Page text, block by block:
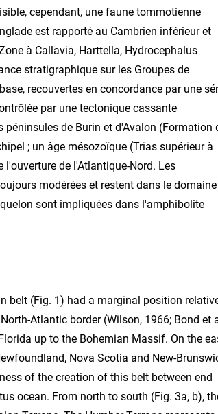
cependant, une faune tommotienne
est rapporté au Cambrien inférieur et
à Callavia, Harttella, Hydrocephalus
stratigraphique sur les Groupes de
recouvertes en concordance par une
par une tectonique cassante
de Burin et d'Avalon (Formation
; un âge mésozoïque (Trias supérieur à
de l'Atlantique-Nord. Les
modérées et restent dans le domaine
sont impliquées dans l'amphibolite
dated at 563 ± 3 and 499 + 3- 2 Ma (Dunninp and O'Brien, 1989). The lithology of the unit is very similar to that of the metamorphic Miquelon Group, but the recently ages of 615 Ma obtained on the Cap Blanc trondhjemite (Rabu et al., 1993c; this paper) clearly distinguish two groups. The Fortune Unit outcrops on the Burin Peninsula and on St. Pierre and Miquelon (Fig. 4a and 5). It consists of volcanic rocks (O'Brien et al., 1990), mainly felsic with minor mafic terms in the lower parts of the Marystown, Love Cove, Connaigre Bay and Long Harbour groups. The base of these groups is unknown. Ages obtained on the different groups are 608 ± 2.5 Ma for the Marystown Group und 590 ± 30 Ma for the Love Cove Group, which is probably cogenetic with the Swift Current granite dated at 580 ± 20 Ma (Dallmeyer et al., 1981b). They are either conformably overlain by Latest Precambrian epiclastic turbidites (Connecting Point Croup over Love Cove Group), or unconforma- bly overlain (Cadomian orogeny effect) by Latest Precambrian to Earliest Cambrian sedimentary rock (Rencontre, Chapel Islands and Random Fms over the Marystown Group). The Fortune Unit also contains formations attributed to a Devonian-Carboniferous age, which are composed of sub-aerial volcanic rocks and clastic-continental or lacustrine deposits (Terrenceville and Spanish Room Formations). All formations of this unit have an equivalent on the St. Pierre and Miquelon islands (Rabu and Rabottin, 1992; Rabu et al., 1992; Rabu et al., 1993a, b, c). The Burin Unit forms a narrow strip on the south coast of Burin Peninsula. It is characterized by mafic rock (Burin Group; Strong et al., 1978), showing a MORB affinity (Strong and Dostal, 1980) and dated at 763 ± 2 Ma (Krogh et al., 1987). These rocks were the basis of circum-Atlantic correlations with the Pan-African Bou Azzer ophiolites (Leblanc, 1981). No equivalent rocks are known in St. Pierre and Miquelon that would correlate with the poor offshore extension of the very well-defined geophysical anomaly of the Burin Unit. The Conception Unit shows a similar succession to that of the Fortune Unit, but is more complete and diversified. The felsic and mafic suites, equivalent to the Marystown and Love Cove groups, are present in the Harbour Main Croup, but clearly older (631 ± 2 to 606 ± 3 Ma; Krogh et al., 1987). They are generally conformably overlain by marine sedimentary rock that filled a basin with turbiditic, deltaic, alluvial and then continental deposits of the superposed Conception, St. John's and Signal Hill groups. This sedimentation ended around 570 Ma (O'Brien et al., 1990) and included Ediacara faunas (Anderson und Conway-Morris, 1982). Between 565 und 550 Ma, a brief rifting phase produced, in the Avalon Peninsula, the bimodal volcanic suite of the Musgravetown Group, unconformably overlain by the latest Precambrian to Early Cambrian Rencontre, Chapel Island and Random Fms, and then by the Middle Cambriun Adeyton and Harcourt groups. Off shore the Avalon Peninsula, no discontinuity is known during the Silurian.. Inland, the Acadian orogeny in the Avalon Peninsula was mainly identified by plutonism, tilted-blocks and open folds, in places associated with very weak cleavage and low-grade metamorphism (prhenite-pumpelleyite to chlorite). In the western part of the Avalon Terrane, the Acadian tectonics produced thrust and strike-slip faults with penetrative fabrics (Strong et al., 1978). 40Ar/39Ar ages obtained on minerals from the plutonic rocks are between 356